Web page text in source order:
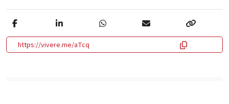
https://vivere.me/aTcq